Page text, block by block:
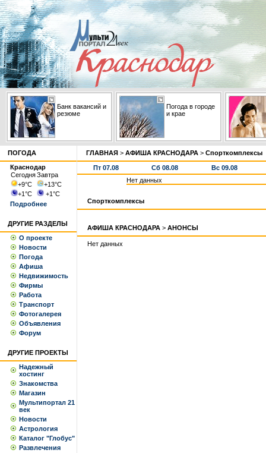
Банк вакансий и
резюме
Погода в городе
и крае
ПОГОДА
Краснодар
СегодняЗавтра
+9°С +13°С
+1°С +1°С
Подробнее
ДРУГИЕ РАЗДЕЛЫ
О проекте
Новости
Погода
Афиша
Недвижимость
Фирмы
Работа
Транспорт
Фотогалерея
Объявления
Форум
ДРУГИЕ ПРОЕКТЫ
Надежный
хостинг
Знакомства
Магазин
Мультипортал 21
век
Новости
Астрология
Каталог "Глобус"
Развлечения
ГЛАВНАЯ > АФИША КРАСНОДАРА > Спорткомплексы
Пт 07.08 Сб 08.08
Вс 09.08
Нет данных
Спорткомплексы
АФИША КРАСНОДАРА > АНОНСЫ
Нет данных